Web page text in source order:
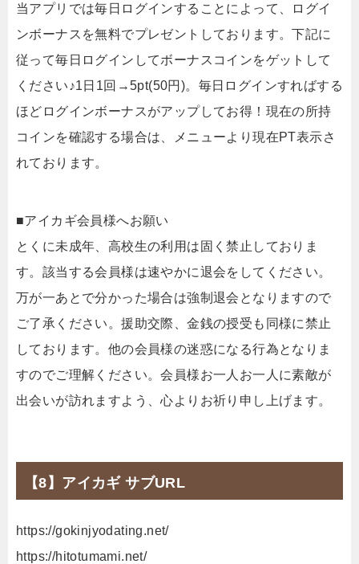
当アプリでは毎日ログインすることによって、ログイ
ンボーナスを無料でプレゼントしております。下記に
従って毎日ログインしてボーナスコインをゲットして
ください♪1日1回→5pt(50円)。毎日ログインすればする
ほどログインボーナスがアップしてお得！現在の所持
コインを確認する場合は、メニューより現在PT表示さ
れております。
■アイカギ会員様へお願い
とくに未成年、高校生の利用は固く禁止しておりま
す。該当する会員様は速やかに退会をしてください。
万が一あとで分かった場合は強制退会となりますので
ご了承ください。援助交際、金銭の授受も同様に禁止
しております。他の会員様の迷惑になる行為となりま
すのでご理解ください。会員様お一人お一人に素敵が
出会いが訪れますよう、心よりお祈り申し上げます。
【8】アイカギ サブURL
https://gokinjyodating.net/
https://hitotumami.net/